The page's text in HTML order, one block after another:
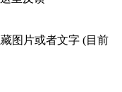
图片或者文字 (目前